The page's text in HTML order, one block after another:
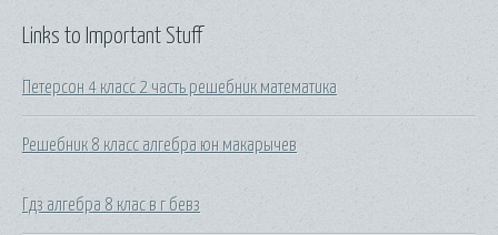
Links to Important Stuff
Петерсон 4 класс 2 часть решебник математика
Решебник 8 класс алгебра юн макарычев
Гдз алгебра 8 клас в г бевз